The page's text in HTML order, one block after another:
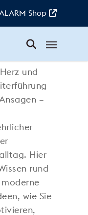
Shop
und
–
Hier
rund
wie Sie